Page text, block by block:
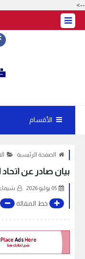
-->
الأقسام
الصفحة الرئيسية
بيان صادر عن
05 يوليو 2026 شيماء
خط المقالة